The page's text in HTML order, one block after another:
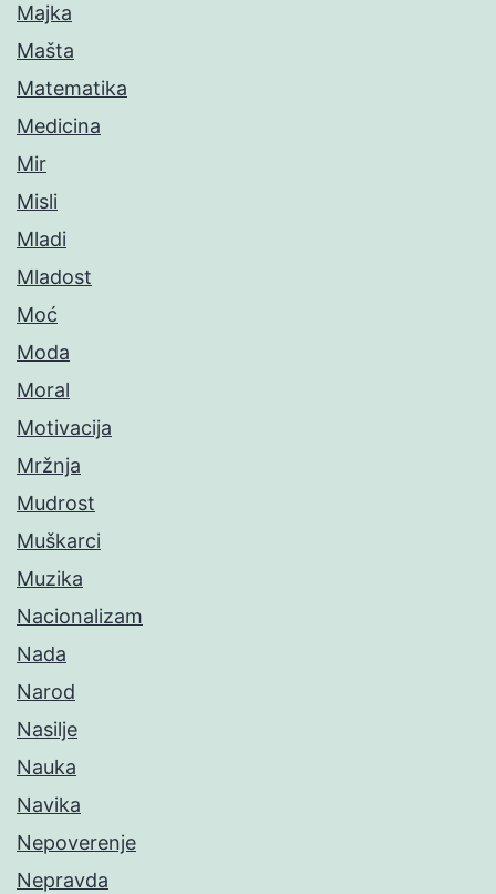
Majka
Mašta
Matematika
Medicina
Mir
Misli
Mladi
Mladost
Moć
Moda
Moral
Motivacija
Mržnja
Mudrost
Muškarci
Muzika
Nacionalizam
Nada
Narod
Nasilje
Nauka
Navika
Nepoverenje
Nepravda